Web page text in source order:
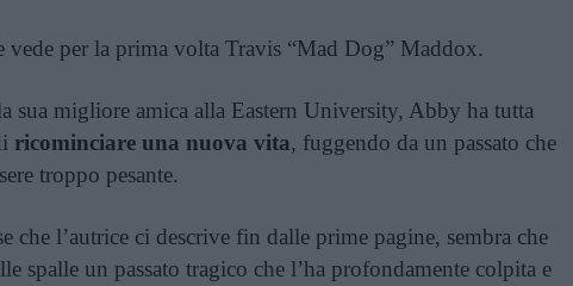
vede per la prima volta Travis “Mad Dog” Maddox.
sua migliore amica alla Eastern University, Abby ha tutta
ricominciare una nuova vita, fuggendo da un passato che
troppo pesante.
che l’autrice ci descrive fin dalle prime pagine, sembra che
spalle un passato tragico che l’ha profondamente colpita e